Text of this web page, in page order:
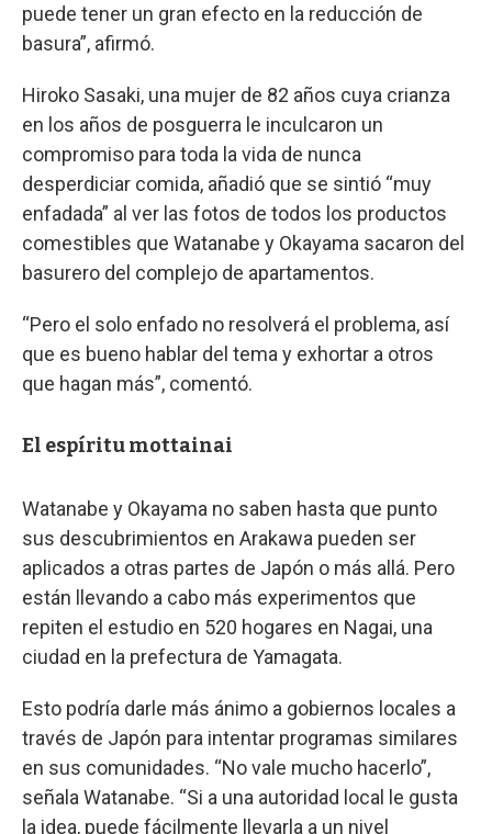
puede tener un gran efecto en la reducción de
basura”, afirmó.
Hiroko Sasaki, una mujer de 82 años cuya crianza
en los años de posguerra le inculcaron un
compromiso para toda la vida de nunca
desperdiciar comida, añadió que se sintió “muy
enfadada” al ver las fotos de todos los productos
comestibles que Watanabe y Okayama sacaron del
basurero del complejo de apartamentos.
“Pero el solo enfado no resolverá el problema, así
que es bueno hablar del tema y exhortar a otros
que hagan más”, comentó.
El espíritu mottainai
Watanabe y Okayama no saben hasta que punto
sus descubrimientos en Arakawa pueden ser
aplicados a otras partes de Japón o más allá. Pero
están llevando a cabo más experimentos que
repiten el estudio en 520 hogares en Nagai, una
ciudad en la prefectura de Yamagata.
Esto podría darle más ánimo a gobiernos locales a
través de Japón para intentar programas similares
en sus comunidades. “No vale mucho hacerlo”,
señala Watanabe. “Si a una autoridad local le gusta
la idea, puede fácilmente llevarla a un nivel